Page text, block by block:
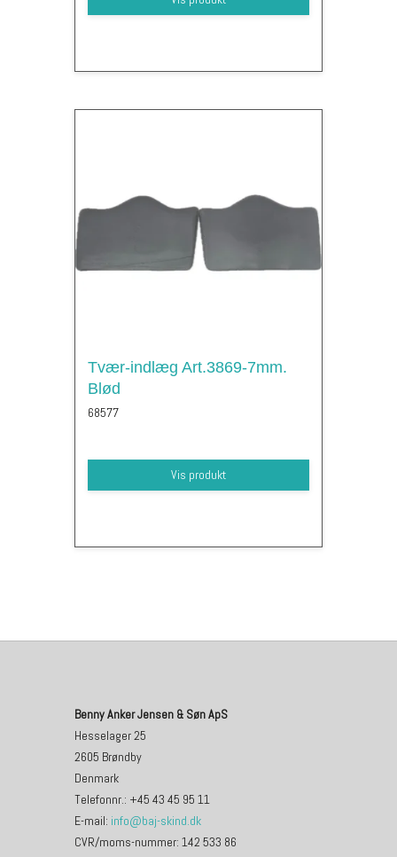
Tvær-indlæg Art.3869-7mm.
Blød
68577
Vis produkt
Benny Anker Jensen & Søn ApS
Hesselager 25
2605 Brøndby
Denmark
Telefonnr.: +45 43 45 95 11
E-mail: info@baj-skind.dk
CVR/moms-nummer: 142 533 86